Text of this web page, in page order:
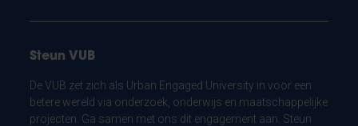
Steun VUB
De VUB zet zich als Urban Engaged University in voor een
betere wereld via onderzoek, onderwijs en maatschappelijke
projecten. Ga samen met ons dit engagement aan. Steun